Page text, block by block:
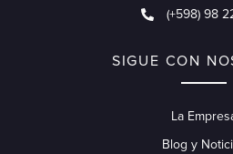
(+598) 98
SIGUE CON
La
Blog y